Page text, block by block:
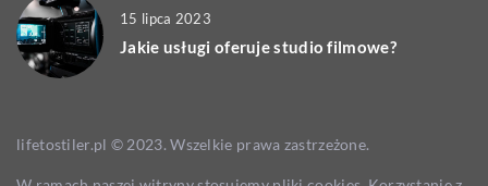
15 lipca 2023
Jakie usługi oferuje studio filmowe?
lifetostiler.pl © 2023. Wszelkie prawa zastrzeżone.